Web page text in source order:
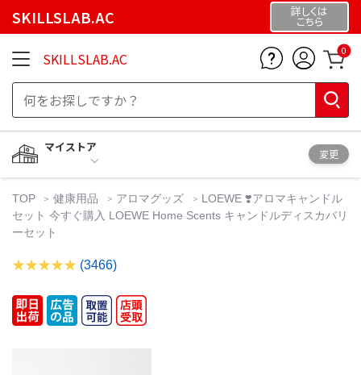
SKILLSLAB.AC 詳しくは
こちら
SKILLSLAB.AC 0
マイストア
変更
TOP 健康用品 アロマグッズ
LOEWE ❣️アロマキャンドル
セット 今すぐ購入 LOEWE Home Scents キャンドルディスカバリ
ーセット
(3466)